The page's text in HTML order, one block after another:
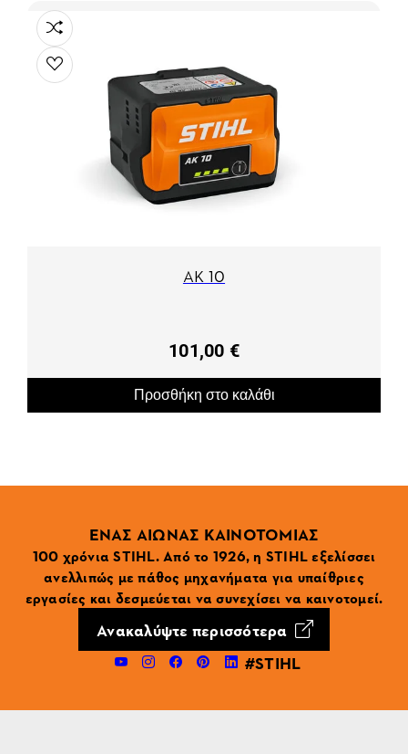
AK 10
101,00 €
Προσθήκη στο καλάθι
ΕΝΑΣ ΑΙΩΝΑΣ ΚΑΙΝΟΤΟΜΙΑΣ
100 χρόνια STIHL. Από το 1926, η STIHL εξελίσσει
ανελλιπώς με πάθος μηχανήματα για υπαίθριες
εργασίες και δεσμεύεται να συνεχίσει να καινοτομεί.
Ανακαλύψτε περισσότερα
#STIHL